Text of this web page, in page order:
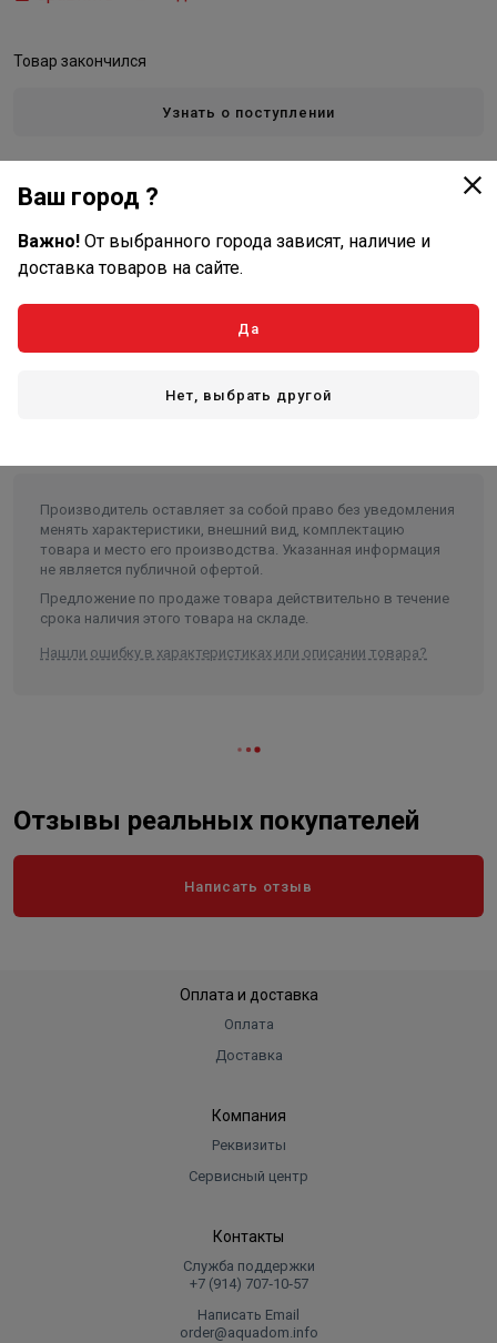
Товар закончился
Узнать о поступлении
Gidruss
Все товары бренда
(межосевое 125 мм, вылет от стены 75-105 мм, цвет
Производитель оставляет за собой право без уведомления
менять характеристики, внешний вид, комплектацию
товара и место его производства. Указанная информация
не является публичной офертой.
Предложение по продаже товара действительно в течение
срока наличия этого товара на складе.
Нашли ошибку в характеристиках или описании товара?
Отзывы реальных покупателей
Написать отзыв
Оплата и доставка
Оплата
Доставка
Компания
Реквизиты
Сервисный центр
Контакты
Служба поддержки
+7 (914) 707‑10‑57
Написать Email
order@aquadom.info
Ваш город ?
Важно! От выбранного города зависят, наличие и
доставка товаров на сайте.
Да
Нет, выбрать другой